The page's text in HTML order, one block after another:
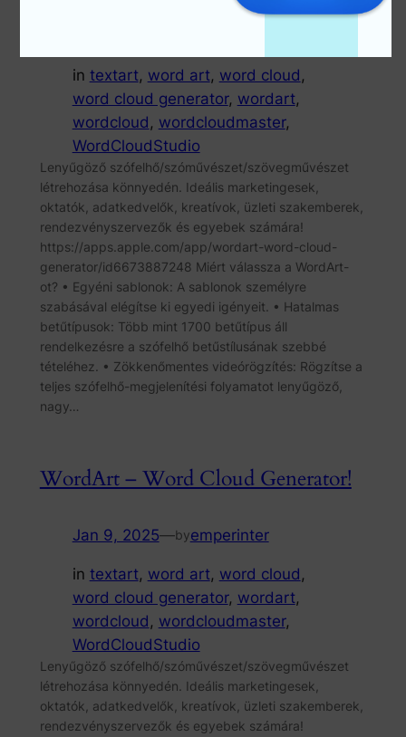
in textart, word art, word cloud
word cloud generator, wordart
wordcloud , wordcloudmaster
WordCloudStudio
Lenyűgöző szófelhő/szóművészet/szövegművészet
létrehozása könnyedén. Ideális marketingesek,
oktatók, adatkedvelők, kreatívok, üzleti szakemberek,
rendezvényszervezők és egyebek számára!
https://apps.apple.com/app/wordart-word-cloud-
generator/id6673887248 Miért válassza a WordArt-
ot? • Egyéni sablonok: A sablonok személyre
szabásával elégítse ki egyedi igényeit. • Hatalmas
betűtípusok: Több mint 1700 betűtípus áll
rendelkezésre a szófelhő betűstílusának szebbé
tételéhez. • Zökkenőmentes videórögzítés: Rögzítse a
teljes szófelhő-megjelenítési folyamatot lenyűgöző,
nagy…
WordArt – Word Cloud Generator!
Jan 9, 2025—byemperinter
in textart, word art, word cloud
word cloud generator, wordart
wordcloud , wordcloudmaster
WordCloudStudio
Lenyűgöző szófelhő/szóművészet/szövegművészet
létrehozása könnyedén. Ideális marketingesek,
oktatók, adatkedvelők, kreatívok, üzleti szakemberek,
rendezvényszervezők és egyebek számára!